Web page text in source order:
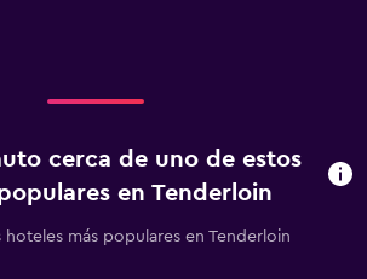
cerca de uno de estos
en Tenderloin
hoteles más populares en Tenderloin